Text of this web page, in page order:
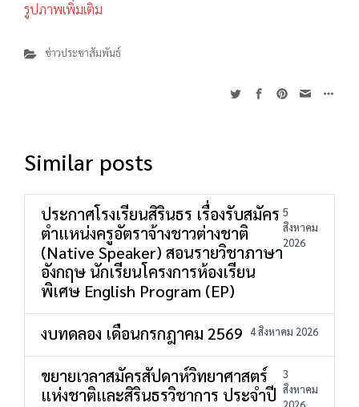
รูปภาพเพิ่มเติม
ข่าวประชาสัมพันธ์
Similar posts
ประกาศโรงเรียนสิรินธร เรื่องรับสมัคร
ตำแหน่งครูอัตราจ้างชาวต่างชาติ
(Native Speaker) สอนรายวิชาภาษา
อังกฤษ นักเรียนโครงการห้องเรียน
พิเศษ English Program (EP)
5
สิงหาคม
2026
งบทดลอง เดือนกรกฎาคม 2569 4 สิงหาคม 2026
ขยายเวลาสมัครสัปดาห์วิทยาศาสตร์
แห่งชาติและสิรินธรวิชาการ ประจำปี
3
สิงหาคม
2026